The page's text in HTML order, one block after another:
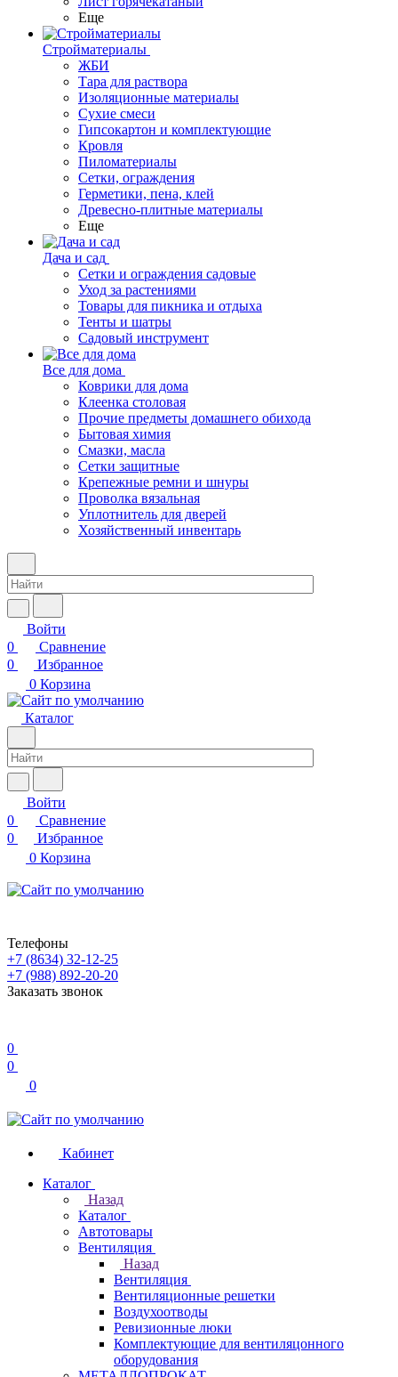
Еще
Стройматериалы
ЖБИ
Тара для раствора
Изоляционные материалы
Сухие смеси
Гипсокартон и комплектующие
Кровля
Пиломатериалы
Сетки, ограждения
Герметики, пена, клей
Древесно-плитные материалы
Еще
Дача и сад
Сетки и ограждения садовые
Уход за растениями
Товары для пикника и отдыха
Тенты и шатры
Садовый инструмент
Все для дома
Коврики для дома
Клеенка столовая
Прочие предметы домашнего обихода
Бытовая химия
Смазки, масла
Сетки защитные
Крепежные ремни и шнуры
Проволка вязальная
Уплотнитель для дверей
Хозяйственный инвентарь
Войти
0
Сравнение
0
Избранное
0 Корзина
Каталог
Войти
0
Сравнение
0
Избранное
0 Корзина
Телефоны
+7 (8634) 32-12-25
+7 (988) 892-20-20
Заказать звонок
0
0
0
Кабинет
Каталог
Назад
Каталог
Автотовары
Вентиляция
Назад
Вентиляция
Вентиляционные решетки
Воздухоотводы
Ревизионные люки
Комплектующие для вентиляцонного
оборудования